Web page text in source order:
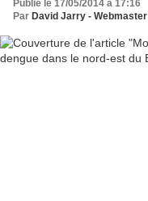
Publié le 17/05/2014 à 17:16
Par David Jarry - Webmaster